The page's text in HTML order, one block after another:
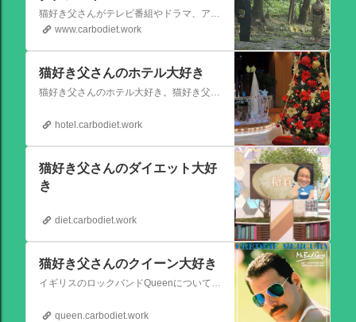
猫好き父さんがテレビ番組やドラマ、アニメ、特撮ヒーロー,そしてダイエットについて書いたブログです。
www.carbodiet.work
猫好き父さんのホテル大好き
hotel.carbodiet.work
猫好き父さんのダイエット大好
き
diet.carbodiet.work
猫好き父さんのクイーン大好き
queen.carbodiet.work